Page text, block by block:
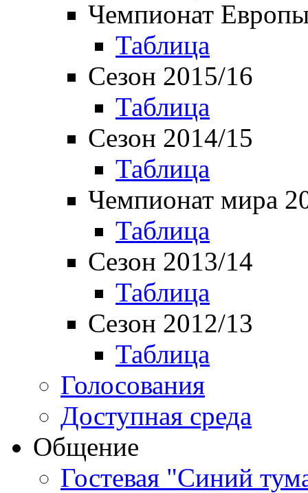
Чемпионат
Таблица
Сезон 2015/16
Таблица
Сезон 2014/15
Таблица
Чемпионат мира
Таблица
Сезон 2013/14
Таблица
Сезон 2012/13
Таблица
Голосования
Доступная среда
Общение
Гостевая "Синий